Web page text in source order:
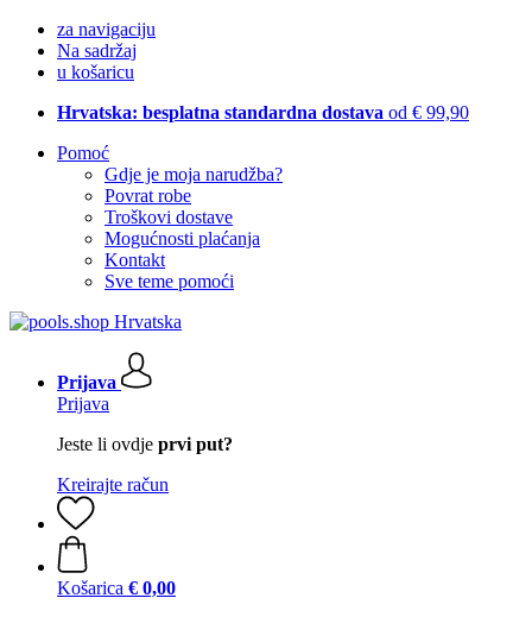
za navigaciju
Na sadržaj
u košaricu
Hrvatska: besplatna standardna dostava od € 99,90
Pomoć
Gdje je moja narudžba?
Povrat robe
Troškovi dostave
Mogućnosti plaćanja
Kontakt
Sve teme pomoći
Prijava
Prijava
Jeste li ovdje prvi put?
Kreirajte račun
Košarica € 0,00